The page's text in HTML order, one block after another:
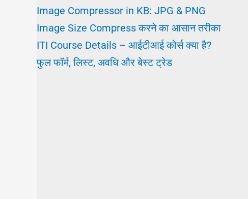
Image Compressor in KB: JPG & PNG
Image Size Compress करने का आसान तरीका
ITI Course Details – आईटीआई कोर्स क्या है?
फुल फॉर्म, लिस्ट, अवधि और बेस्ट ट्रेड